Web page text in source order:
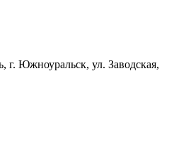
г. Южноуральск, ул. Заводская,